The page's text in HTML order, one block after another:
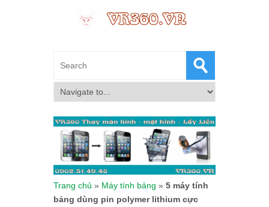
Trang chủ » Máy tính bảng » 5 máy tính
bảng dùng pin polymer lithium cực